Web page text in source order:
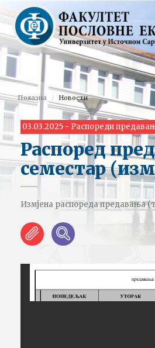
Полазна Новости
03.03.2025 - Распореди
Распоред
семестар
Измјена распореда предавања